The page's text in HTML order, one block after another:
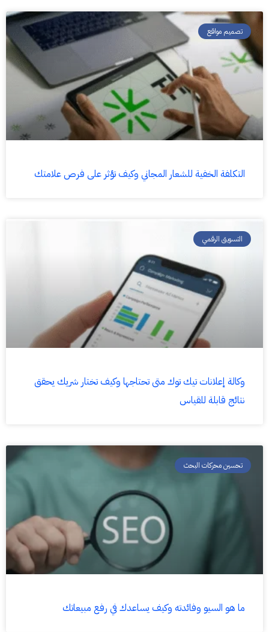
تصميم مواقع
التكلفة الخفية للشعار المجاني وكيف تؤثر على فرص علامتك
التسويق الرقمي
وكالة إعلانات تيك توك متى تحتاجها وكيف تختار شريك يحقق
نتائج قابلة للقياس
تحسين محركات البحث
ما هو السيو وفائدته وكيف يساعدك في رفع مبيعاتك